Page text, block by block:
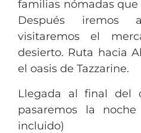
familias nómadas
Después iremos
visitaremos el
desierto. Ruta hacia
el oasis de Tazzarine.
Llegada al final del
pasaremos la
incluido)